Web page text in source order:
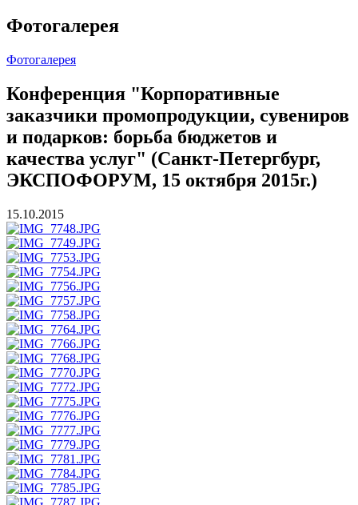
Фотогалерея
Фотогалерея
Конференция "Корпоративные
заказчики промопродукции, сувениров
и подарков: борьба бюджетов и
качества услуг" (Санкт-Петергбург,
ЭКСПОФОРУМ, 15 октября 2015г.)
15.10.2015